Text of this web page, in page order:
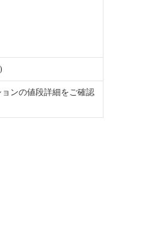
ンの値段詳細をご確認